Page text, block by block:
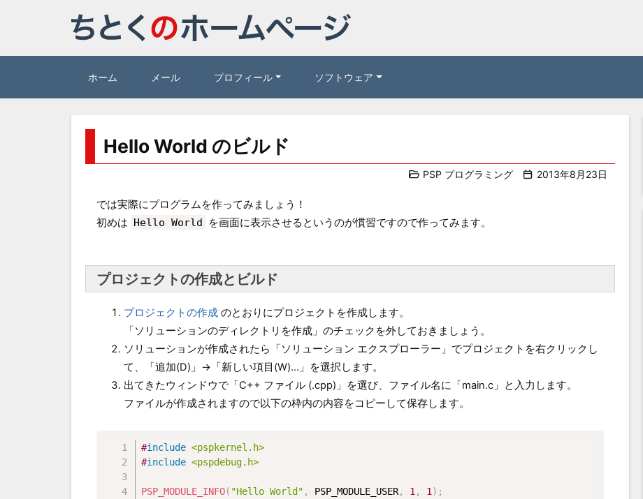
ホーム メール プロフィール ソフトウェア
Hello World のビルド
PSP プログラミング 2013年8月23日
では実際にプログラムを作ってみましょう！
初めは Hello World を画面に表示させるというのが慣習ですので作ってみます。
プロジェクトの作成とビルド
プロジェクトの作成 のとおりにプロジェクトを作成します。
「ソリューションのディレクトリを作成」のチェックを外しておきましょう。
ソリューションが作成されたら「ソリューション エクスプローラー」でプロジェクトを右クリックし
て、「追加(D)」→「新しい項目(W)...」を選択します。
出てきたウィンドウで「C++ ファイル (.cpp)」を選び、ファイル名に「main.c」と入力します。
ファイルが作成されますので以下の枠内の内容をコピーして保存します。
#include <pspkernel.h>
#include <pspdebug.h>
PSP_MODULE_INFO( "Hello World" , PSP_MODULE_USER, 1, 1) ;